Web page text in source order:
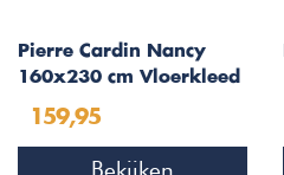
Pierre Cardin Nancy
160x230 cm Vloerkleed
159,95